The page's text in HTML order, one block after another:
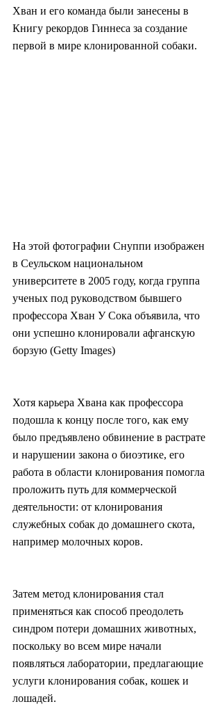
Хван и его команда были занесены в
Книгу рекордов Гиннеса за создание
первой в мире клонированной собаки.
На этой фотографии Снуппи изображен
в Сеульском национальном
университете в 2005 году, когда группа
ученых под руководством бывшего
профессора Хван У Сока объявила, что
они успешно клонировали афганскую
борзую (Getty Images)
Хотя карьера Хвана как профессора
подошла к концу после того, как ему
было предъявлено обвинение в растрате
и нарушении закона о биоэтике, его
работа в области клонирования помогла
проложить путь для коммерческой
деятельности: от клонирования
служебных собак до домашнего скота,
например молочных коров.
Затем метод клонирования стал
применяться как способ преодолеть
синдром потери домашних животных,
поскольку во всем мире начали
появляться лаборатории, предлагающие
услуги клонирования собак, кошек и
лошадей.